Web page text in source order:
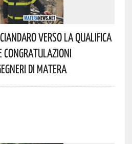
Verso La Qualifica
Congratulazioni
Di Matera